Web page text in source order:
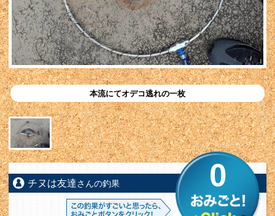
本流にてオデコ逃れの一枚
チヌは友達さんの釣果 0